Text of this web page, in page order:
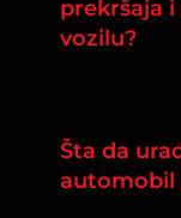
prekršaja
vozilu?
Šta da
automobil